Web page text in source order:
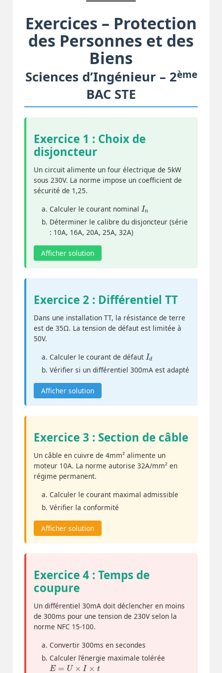
Exercices – Protection
des Personnes et des
Biens
Sciences d’Ingénieur – 2ème
BAC STE
Exercice 1 : Choix de
disjoncteur
Un circuit alimente un four électrique de 5kW
sous 230V. La norme impose un coefficient de
sécurité de 1,25.
Calculer le courant nominal
In
Déterminer le calibre du disjoncteur (série
: 10A, 16A, 20A, 25A, 32A)
Afficher solution
Exercice 2 : Différentiel TT
Dans une installation TT, la résistance de terre
est de 35Ω. La tension de défaut est limitée à
50V.
Calculer le courant de défaut
Id
Vérifier si un différentiel 300mA est adapté
Afficher solution
Exercice 3 : Section de câble
Un câble en cuivre de 4mm² alimente un
moteur 10A. La norme autorise 32A/mm² en
régime permanent.
Calculer le courant maximal admissible
Vérifier la conformité
Afficher solution
Exercice 4 : Temps de
coupure
Un différentiel 30mA doit déclencher en moins
de 300ms pour une tension de 230V selon la
norme NFC 15-100.
Convertir 300ms en secondes
Calculer l’énergie maximale tolérée
E=U×I× t